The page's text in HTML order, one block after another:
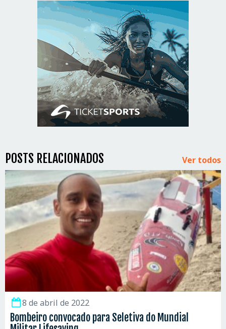
POSTS RELACIONADOS Ver todos
8 de abril de 2022
Bombeiro convocado para Seletiva do Mundial